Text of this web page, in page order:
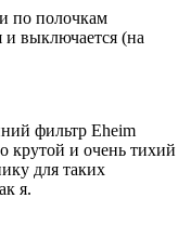
по полочкам
выключается (на
фильтр Eheim
крутой и очень тихий
для таких
я.